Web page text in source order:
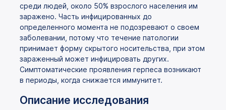
среди людей, около 50% взрослого населения им
заражено. Часть инфицированных до
определенного момента не подозревают о своем
заболевании, потому что течение патологии
принимает форму скрытого носительства, при этом
зараженный может инфицировать других.
Симптоматические проявления герпеса возникают
в периоды, когда снижается иммунитет.
Описание исследования